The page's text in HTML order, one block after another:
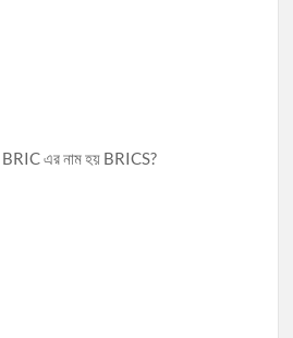
BRIC এর নাম হয় BRICS?